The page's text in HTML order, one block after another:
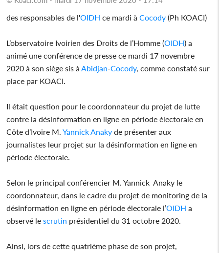
des responsables de l'OIDH ce mardi àCocody (Ph KOACI)
L’observatoire Ivoirien des Droits de l’Homme (OIDH) a
animé une conférence de presse ce mardi 17 novembre
2020 à son siège sis à Abidjan-Cocody, comme constaté sur
place par KOACI.
Il était question pour le coordonnateur du projet de lutte
contre la désinformation en ligne en période électorale en
Côte d’Ivoire M.Yannick Anaky de présenter aux
journalistes leur projet sur la désinformation en ligne en
période électorale.
Selon le principal conférencier M. Yannick Anaky le
coordonnateur, dans le cadre du projet de monitoring de la
désinformation en ligne en période électorale l’OIDH a
observé lescrutin présidentiel du 31 octobre 2020.
Ainsi, lors de cette quatrième phase de son projet,